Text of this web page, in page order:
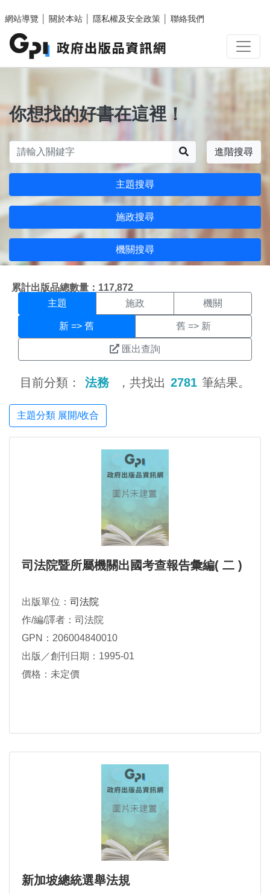
網站導覽
關於本站 隱私權及安全政策 聯絡我們
你想找的好書在這裡！
進階搜尋
主題搜尋
施政搜尋
機關搜尋
累計出版品總數量：117,872
主題搜尋結果頁面
主題 施政 機關
新 => 舊 舊 => 新
匯出查詢
目前分類： 法務 ，共找出 2781 筆結果。
主題分類 展開/收合
司法院暨所屬機關出國考查報告彙編( 二 )
出版單位： 司法院
作/編/譯者：司法院
GPN：206004840010
出版／創刊日期：1995-01
價格：未定價
新加坡總統選舉法規